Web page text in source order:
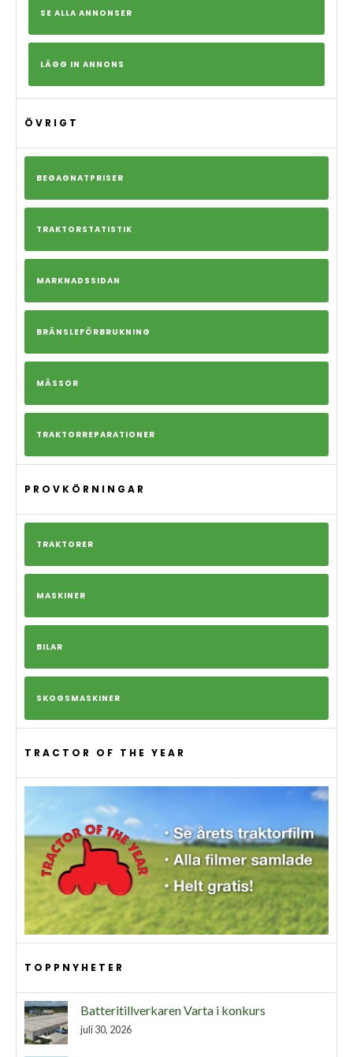
SE ALLA ANNONSER
LÄGG IN ANNONS
ÖVRIGT
BEGAGNATPRISER
TRAKTORSTATISTIK
MARKNADSSIDAN
BRÄNSLEFÖRBRUKNING
MÄSSOR
TRAKTORREPARATIONER
PROVKÖRNINGAR
TRAKTORER
MASKINER
BILAR
SKOGSMASKINER
TRACTOR OF THE YEAR
TOPPNYHETER
Batteritillverkaren Varta i konkurs
juli 30, 2026